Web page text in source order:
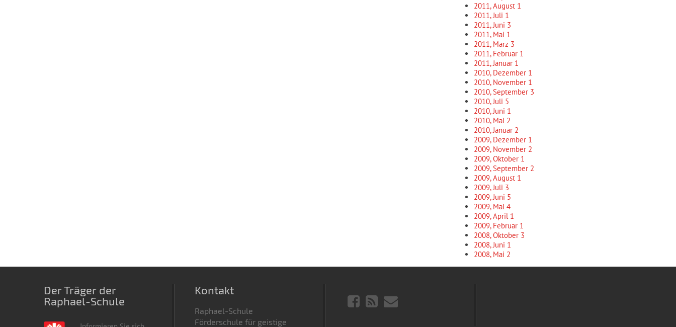
2011, August 1
2011, Juli 1
2011, Juni 3
2011, Mai 1
2011, März 3
2011, Februar 1
2011, Januar 1
2010, Dezember 1
2010, November 1
2010, September 3
2010, Juli 5
2010, Juni 1
2010, Mai 2
2010, Januar 2
2009, Dezember 1
2009, November 2
2009, Oktober 1
2009, September 2
2009, August 1
2009, Juli 3
2009, Juni 5
2009, Mai 4
2009, April 1
2009, Februar 1
2008, Oktober 3
2008, Juni 1
2008, Mai 2
Der Träger der
Raphael-Schule
Kontakt
Raphael-Schule
Förderschule für geistige